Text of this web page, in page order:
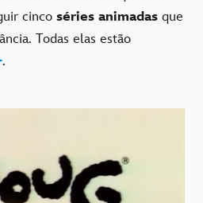
cinco séries animadas que
Todas elas estão
.